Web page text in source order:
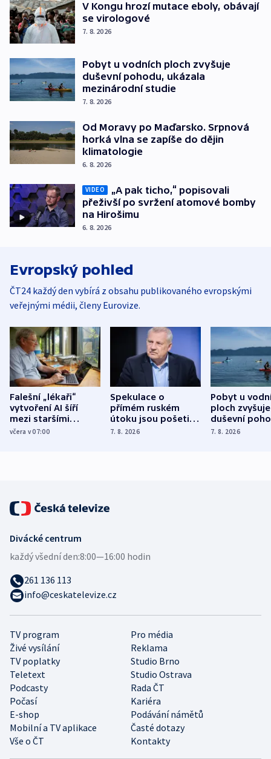
V Kongu hrozí mutace eboly, obávají
se virologové
7. 8. 2026
Pobyt u vodních ploch zvyšuje
duševní pohodu, ukázala
mezinárodní studie
7. 8. 2026
Od Moravy po Maďarsko. Srpnová
horká vlna se zapíše do dějin
klimatologie
6. 8. 2026
VIDEO
„A pak ticho,“ popisovali
přeživší po svržení atomové bomby
na Hirošimu
6. 8. 2026
Evropský pohled
ČT24 každý den vybírá z obsahu publikovaného evropskými
veřejnými médii, členy Eurovize.
Falešní „lékaři“
vytvoření AI šíří
mezi staršími
Poláky nebezpečné
včera v 07:00
Spekulace o
přímém ruském
útoku jsou pošetilé,
míní estonský
7. 8. 2026
Pobyt u
ploch zvyšuje
duševní
ukázala
7. 8. 2026
TV program
Pro média
Živé vysílání
Reklama
TV poplatky
Studio Brno
Teletext
Studio Ostrava
Podcasty
Rada ČT
Počasí
Kariéra
E-shop
Podávání námětů
Mobilní a TV aplikace
Časté dotazy
Vše o ČT
Kontakty
Divácké centrum
každý všední den:8:00—16:00 hodin
261 136 113
info@ceskatelevize.cz